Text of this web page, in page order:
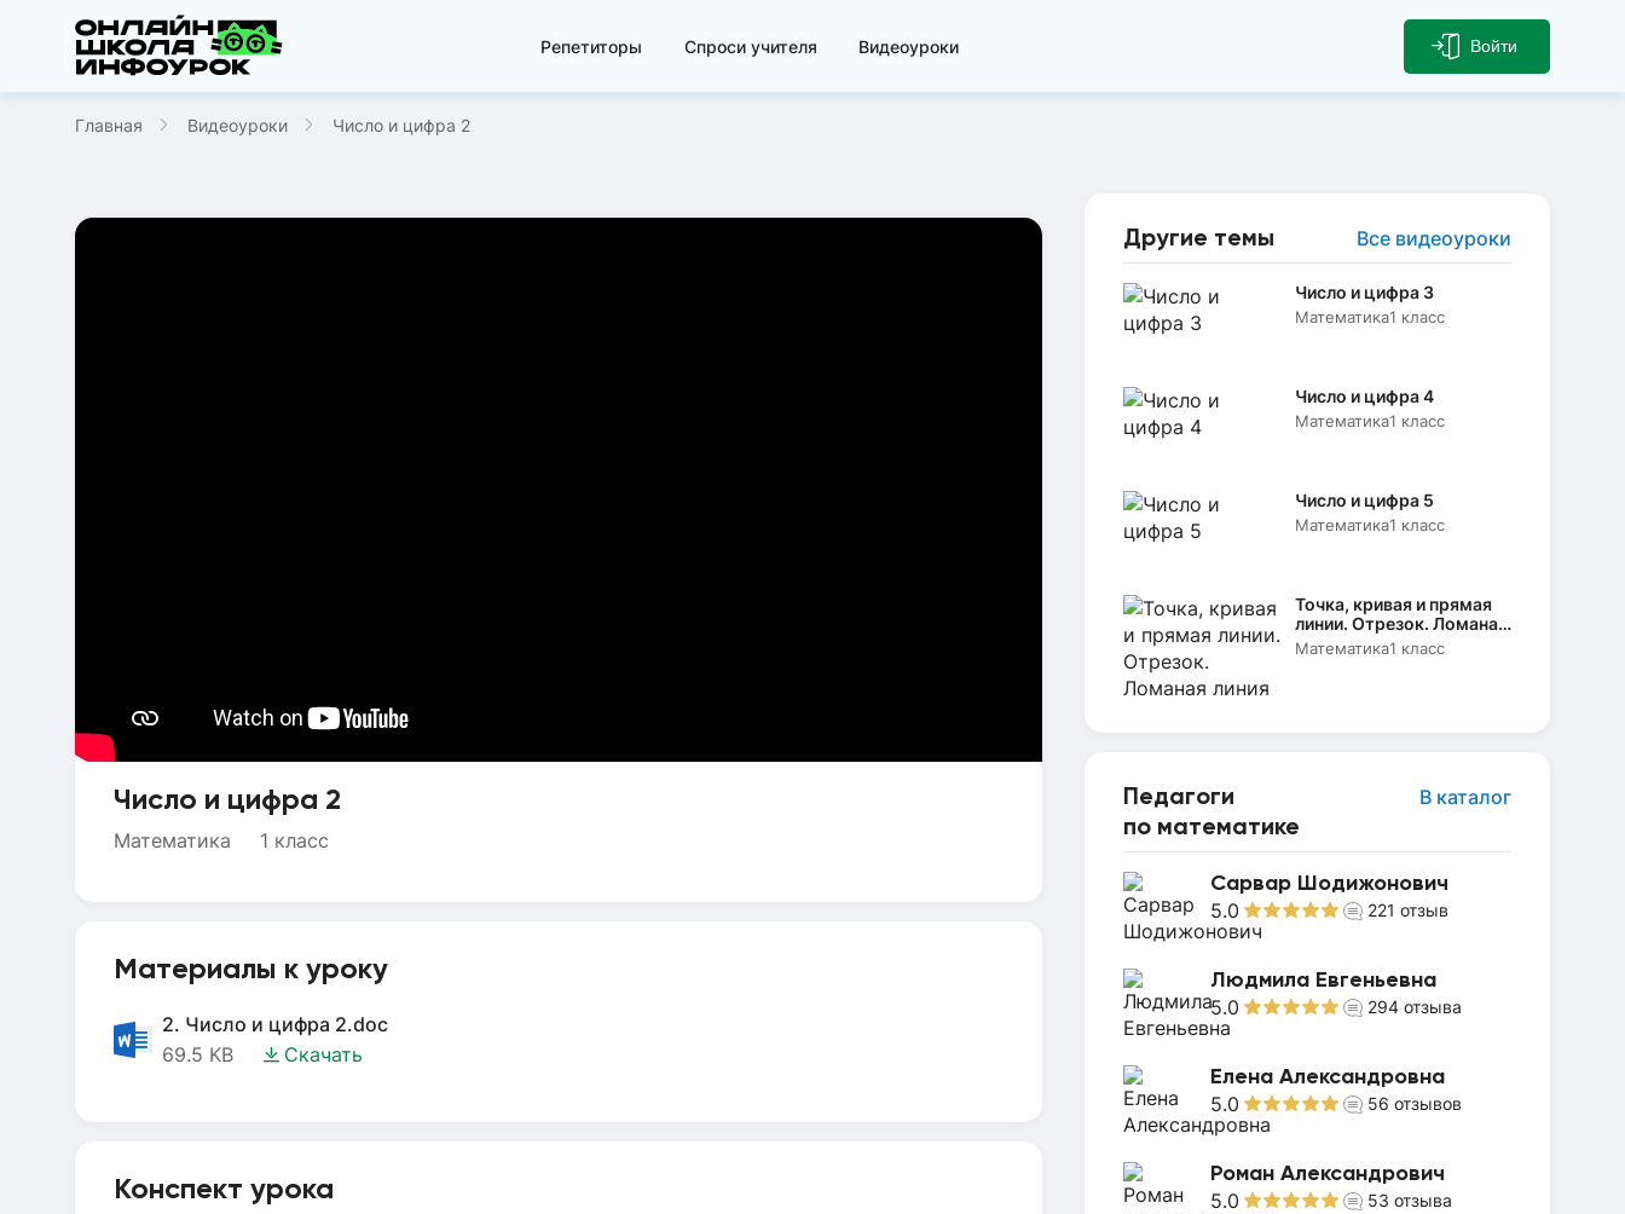
Репетиторы Спроси учителя Видеоуроки Войти
Главная Видеоуроки Число и цифра 2
Другие темы Все видеоуроки
Число и цифра 3
Математика1 класс
Число и цифра 4
Математика1 класс
Число и цифра 5
Математика1 класс
Точка, кривая и прямая
линии. Отрезок. Ломаная
линия
Математика1 класс
Педагоги
по математике
В каталог
Сарвар Шодижонович
5.0 221 отзыв
Людмила Евгеньевна
5.0 294 отзыва
Елена Александровна
5.0 56 отзывов
Роман Александрович
5.0 53 отзыва
Число и цифра 2
Математика 1 класс
Материалы к уроку
2. Число и цифра 2.doc
69.5 KB
Скачать
Конспект урока